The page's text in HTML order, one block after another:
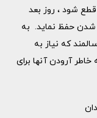
شود ، روز بعد
شدن حفظ نماید. به
که نیاز به
آرودن آنها برای